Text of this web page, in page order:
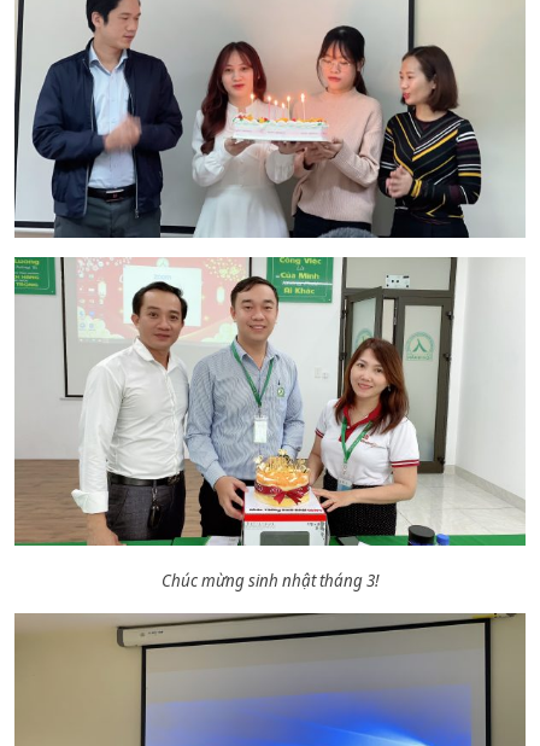
Chúc mừng sinh nhật tháng 3!